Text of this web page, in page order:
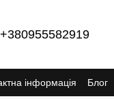
+380955582919
інформація Блог